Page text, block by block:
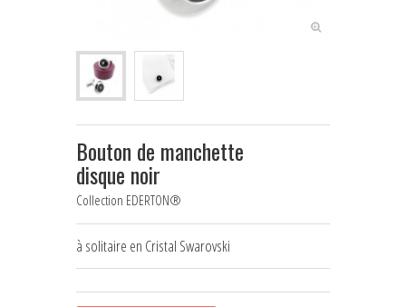
+
ACCESSOIRES DE COIFFURE
PETITS ACCESSOIRES TEXTILES
CRAVATES & PLASTRONS D'ÉQUITATION
HOUSSES D'ÉTRIERS
POCHES À FRIANDISES
BIJOUX DE LICOL
CEINTURES DE SMOKING
Bouton de manchette
disque noir
Collection EDERTON®
à solitaire en Cristal Swarovski